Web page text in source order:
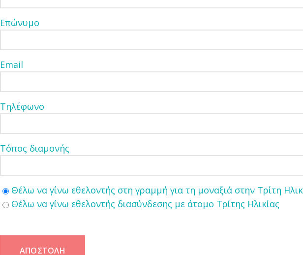
Επώνυμο
Email
Τηλέφωνο
Τόπος διαμονής
Θέλω να γίνω εθελοντής στη γραμμή για τη μοναξιά στην Τρίτη
Θέλω να γίνω εθελοντής διασύνδεσης με άτομο Τρίτης Ηλικίας